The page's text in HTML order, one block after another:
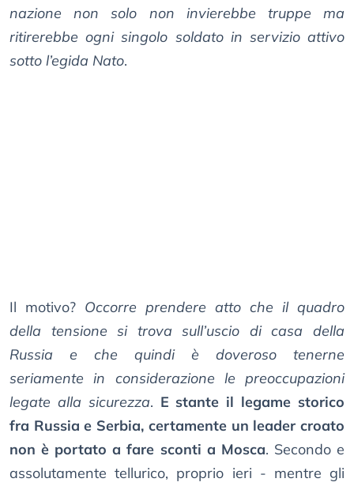
nazione non solo non invierebbe truppe ma
ritirerebbe ogni singolo soldato in servizio attivo
sotto l’egida Nato.
Il motivo? Occorre prendere atto che il quadro
della tensione si trova sull’uscio di casa della
Russia e che quindi è doveroso tenerne
seriamente in considerazione le preoccupazioni
legate alla sicurezza. E stante il legame storico
fra Russia e Serbia, certamente un leader croato
non è portato a fare sconti a Mosca. Secondo e
assolutamente tellurico, proprio ieri - mentre gli